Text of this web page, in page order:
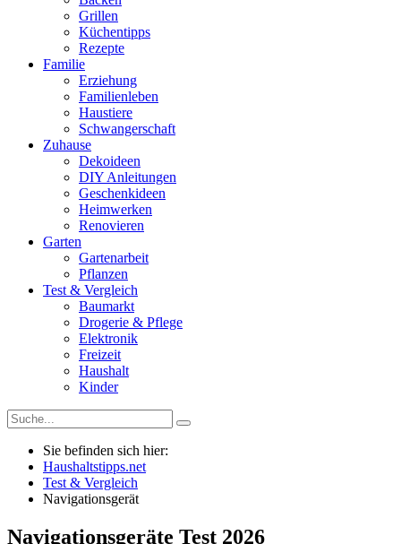
Grillen
Küchentipps
Rezepte
Familie
Erziehung
Familienleben
Haustiere
Schwangerschaft
Zuhause
Dekoideen
DIY Anleitungen
Geschenkideen
Heimwerken
Renovieren
Garten
Gartenarbeit
Pflanzen
Test & Vergleich
Baumarkt
Drogerie & Pflege
Elektronik
Freizeit
Haushalt
Kinder
Sie befinden sich hier:
Haushaltstipps.net
Test & Vergleich
Navigationsgerät
Navigationsgeräte Test 2026